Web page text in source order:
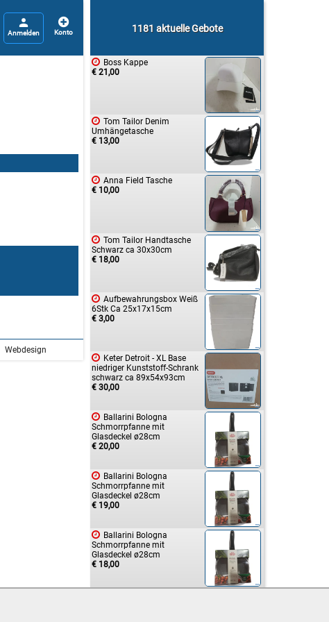
 
1181 aktuelle Gebote
 Boss Kappe
€ 21,00
 Tom Tailor Denim
Umhängetasche
€ 13,00
 Anna Field Tasche
€ 10,00
 Tom Tailor Handtasche
Schwarz ca 30x30cm
€ 18,00
 Aufbewahrungsbox Weiß
6Stk Ca 25x17x15cm
€ 3,00
 Keter Detroit - XL Base
niedriger Kunststoff-Schrank
schwarz ca 89x54x93cm
€ 30,00
 Ballarini Bologna
Schmorrpfanne mit
Glasdeckel ø28cm
€ 20,00
 Ballarini Bologna
Schmorrpfanne mit
Glasdeckel ø28cm
€ 19,00
 Ballarini Bologna
Schmorrpfanne mit
Glasdeckel ø28cm
€ 18,00
Webdesign